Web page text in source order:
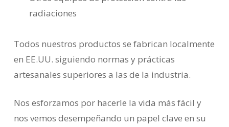
radiaciones
Todos nuestros productos se fabrican localmente
en EE.UU. siguiendo normas y prácticas
artesanales superiores a las de la industria.
Nos esforzamos por hacerle la vida más fácil y
nos vemos desempeñando un papel clave en su